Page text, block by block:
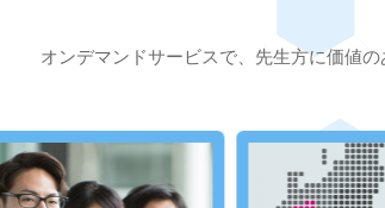
オンデマンドサービスで、先生方に価値